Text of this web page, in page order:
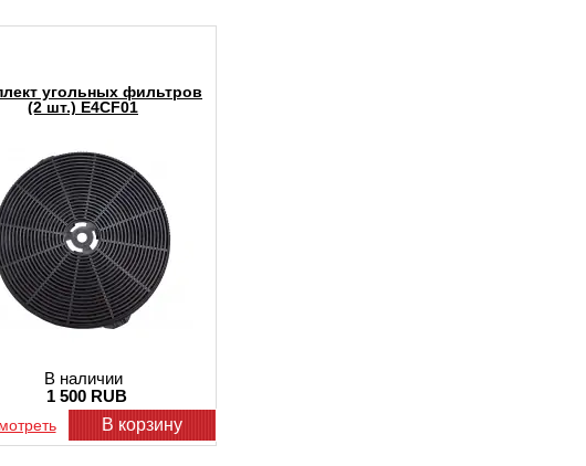
угольных фильтров
(2 шт.) E4CF01
В наличии
1 500 RUB
В корзину